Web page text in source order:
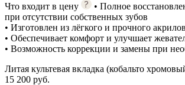
Что входит в цену
• Полное
при отсутствии собственных зубов
• Изготовлен из лёгкого и прочного
• Обеспечивает комфорт и улучшает
• Возможность коррекции и замены при
Литая культевая вкладка (кобальто
15 200 руб.